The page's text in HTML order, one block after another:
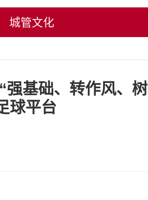
城管文化
强基础、转作风、树
球平台